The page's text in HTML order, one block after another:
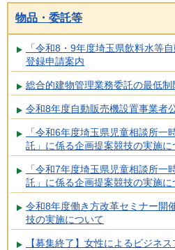
物品・委託等
「令和8・9年度埼玉県飲料水等
登録申請案内
総合的建物管理業務委託の最低
令和8年度自動販売機設置事業者
「令和6年度埼玉県児童相談所一
託」に係る企画提案競技の実施に
「令和7年度埼玉県児童相談所一
託」に係る企画提案競技の実施に
令和8年度働き方改革セミナー開
技の実施について
【募集終了】女性によるビジネ